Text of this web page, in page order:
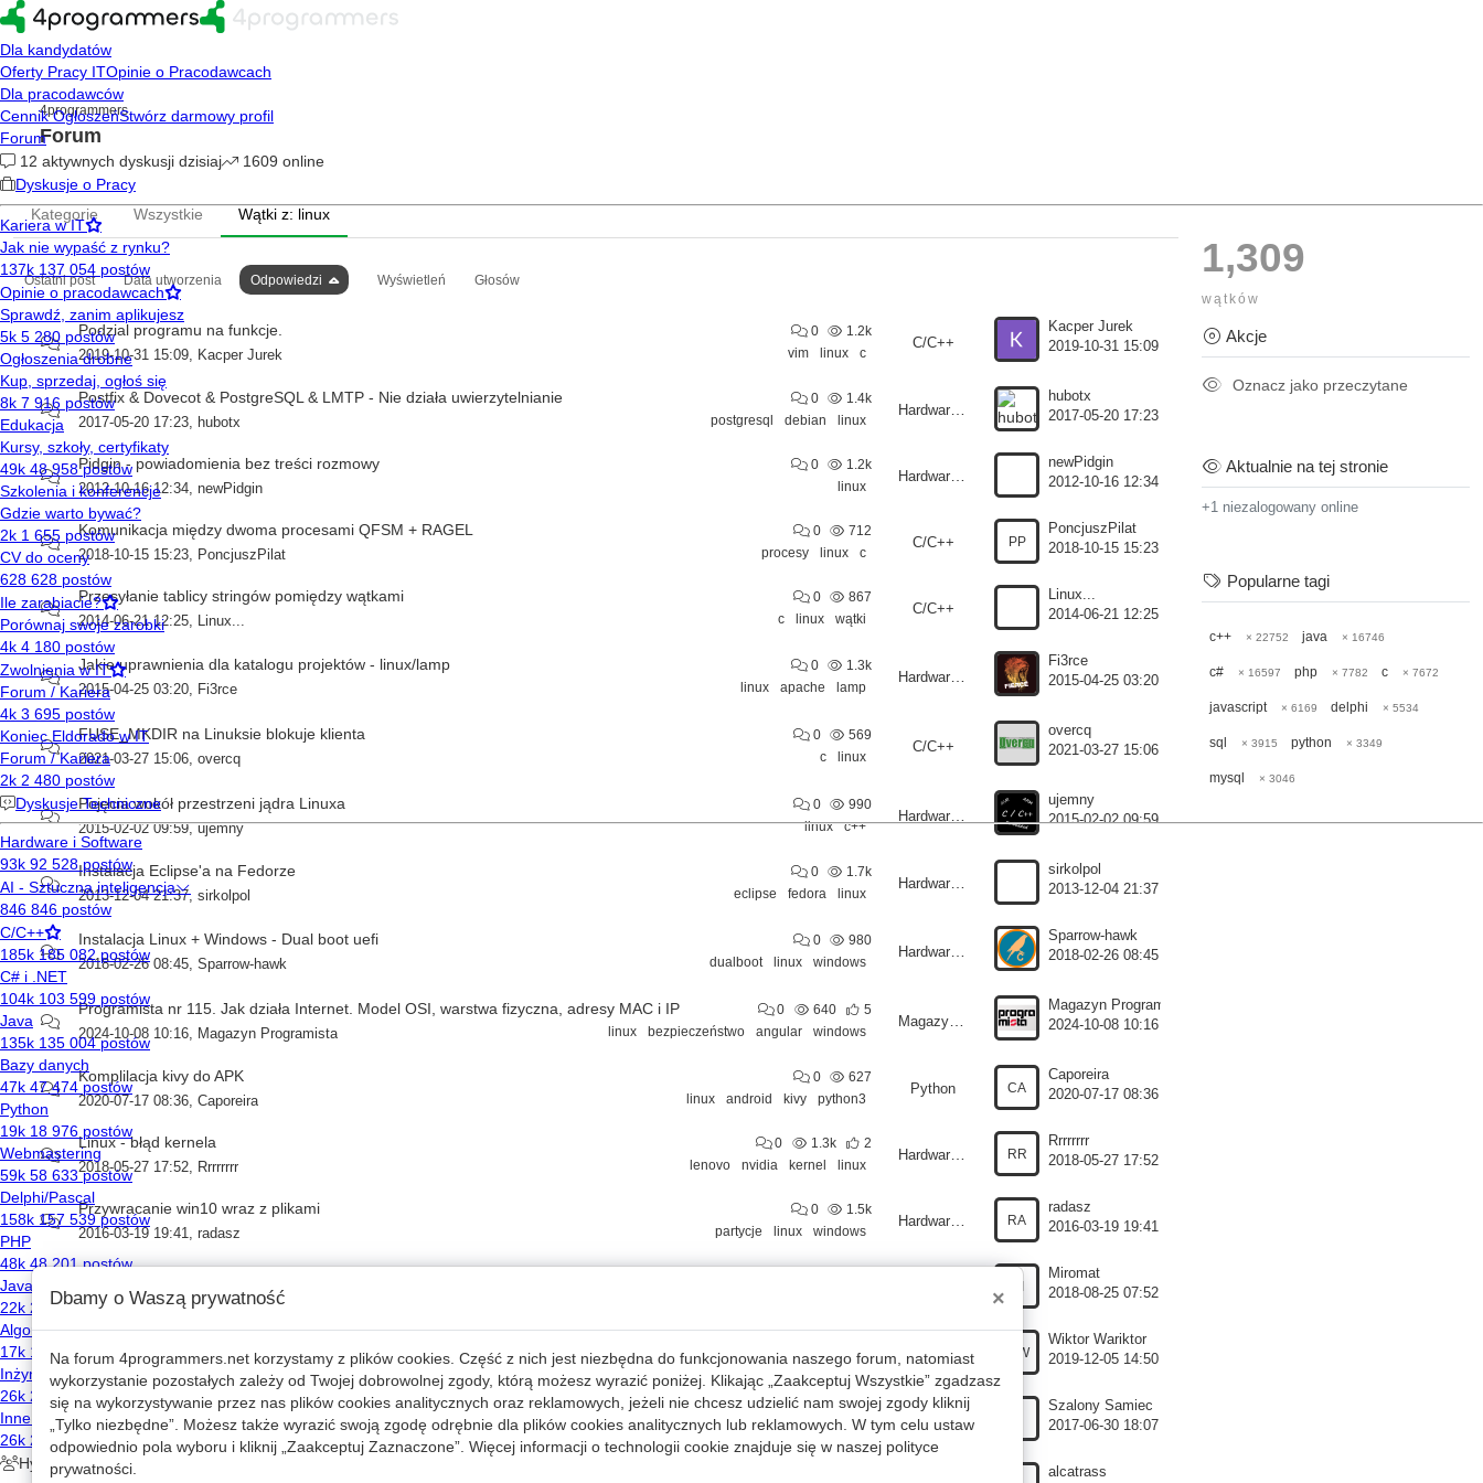
4programmers
Forum
Kategorie Wszystkie Wątki z: linux
Ostatni post Data utworzenia Odpowiedzi Wyświetleń Głosów
Podzial programu na funkcje. 0 1.2k
2019-10-31 15:09 Kacper Jurek vim linux c
C/C++
Kacper Jurek
2019-10-31 15:09
Postfix & Dovecot & PostgreSQL & LMTP - Nie działa uwierzytelnianie 0 1.4k
2017-05-20 17:23, hubotx postgresql debian linux
Hardware/Software
hubotx
2017-05-20 17:23
Pidgin - powiadomienia bez treści rozmowy 0 1.2k
2012-10-16 12:34, newPidgin linux
Hardware/Software
newPidgin
2012-10-16 12:34
Komunikacja między dwoma procesami QFSM + RAGEL 0 712
2018-10-15 15:23, PoncjuszPilat procesy linux c
C/C++ PP
PoncjuszPilat
2018-10-15 15:23
Przesyłanie tablicy stringów pomiędzy wątkami 0 867
2014-06-21 12:25, Linux... c linux wątki
C/C++
Linux...
2014-06-21 12:25
Jakie uprawnienia dla katalogu projektów - linux/lamp 0 1.3k
2015-04-25 03:20 Fi3rce linux apache lamp
Fi3rce
2015-04-25 03:20
FUSE_MKDIR na Linuksie blokuje klienta 0 569
2021-03-27 15:06 overcq c linux
C/C++
overcq
2021-03-27 15:06
Pojęcia wokół przestrzeni jądra Linuxa 0 990
2015-02-02 09:59,ujemny linux c++
ujemny
2015-02-02 09:59
Instalacja Eclipse'a na Fedorze 0 1.7k
2013-12-04 21:37, sirkolpol eclipse fedora linux
Hardware/Software
sirkolpol
2013-12-04 21:37
Instalacja Linux + Windows - Dual boot uefi 0 980
2018-02-26 08:45 Sparrow-hawk dualboot linux windows
Sparrow-hawk
2018-02-26 08:45
Programista nr 115. Jak działa Internet. Model OSI, warstwa fizyczna, adresy MAC i IP 0 640 5
2024-10-08 10:16 Magazyn Programista linux bezpieczeństwo angular windows
Magazyn Programista
2024-10-08 10:16
Komplilacja kivy do APK 0 627
2020-07-17 08:36, Caporeira linux android kivy python3
Python CA
Caporeira
2020-07-17 08:36
Linux - błąd kernela 0 1.3k 2
2018-05-27 17:52, Rrrrrrrr lenovo nvidia kernel linux
Hardware/Software RR
Rrrrrrrr
2018-05-27 17:52
Przywracanie win10 wraz z plikami 0 1.5k
2016-03-19 19:41, radasz partycje linux windows
Hardware/Software RA
radasz
2016-03-19 19:41
2018-08-25 07:52 ,Miromat
MI
Miromat
2018-08-25 07:52
2019-12-05 14:50,Wiktor Wariktor linux python przenoszenie pliki
Mobilne WW
Wiktor Wariktor
2019-12-05 14:50
Prosta lokalna baza danych na linuksie 0 864
2017-06-30 18:07,Szalony Samiec mysql linux java
Java
Szalony Samiec
2017-06-30 18:07
Program shell w C na Linuxa alcatrass
1,309
wątków
Akcje
Oznacz jako przeczytane
Aktualnie na tej stronie
+1 niezalogowany online
Popularne tagi
c++ × 22752 java × 16746
c# × 16597 php × 7782 c × 7672
javascript × 6169 delphi × 5534
sql × 3915 python × 3349
mysql × 3046
Dbamy o Waszą prywatność ×
Na forum 4programmers.net korzystamy z plików cookies. Część z nich jest niezbędna do funkcjonowania naszego forum, natomiast
wykorzystanie pozostałych zależy od Twojej dobrowolnej zgody, którą możesz wyrazić poniżej. Klikając „Zaakceptuj Wszystkie” zgadzasz
się na wykorzystywanie przez nas plików cookies analitycznych oraz reklamowych, jeżeli nie chcesz udzielić nam swojej zgody kliknij
„Tylko niezbędne”. Możesz także wyrazić swoją zgodę odrębnie dla plików cookies analitycznych lub reklamowych. W tym celu ustaw
odpowiednio pola wyboru i kliknij „Zaakceptuj Zaznaczone”. Więcej informacji o technologii cookie znajduje się w naszej polityce
prywatności.